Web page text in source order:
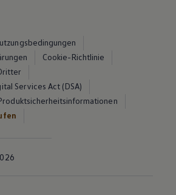
Cookie-Richtlinie
Services Act (DSA)